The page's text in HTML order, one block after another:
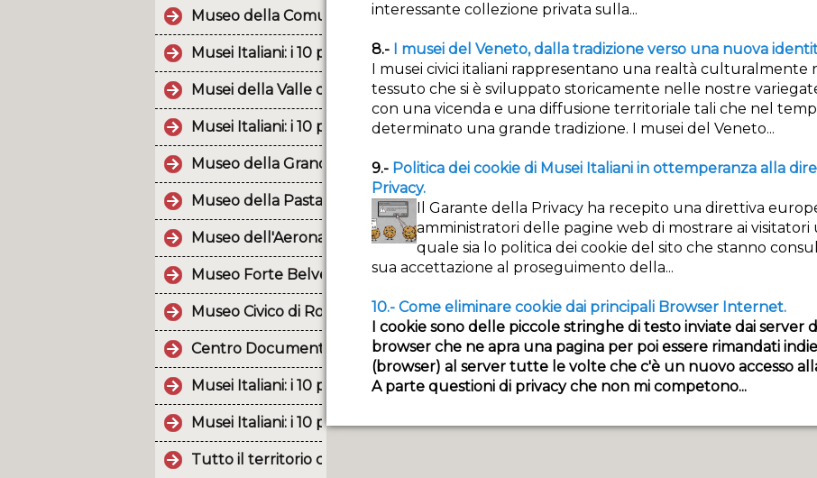
Museo della Comunicazione "Voci nell'etere".
Musei Italiani: i 10 post più popolari del mese di Gennaio 2014.
Musei della Valle d'Aosta
Musei Italiani: i 10 post più popolari del mese di Febbraio 2014.
Museo della Grande Guerra 1914-1918
Museo della Pasta
Museo dell'Aeronautica Gianni Caproni
Museo Forte Belvedere
Museo Civico di Rovereto
Centro Documentazione Luserna
Musei Italiani: i 10 post più popolari del mese di Giugno 2014.
Musei Italiani: i 10 post più popolari del mese di Luglio 2014.
Tutto il territorio calabrese è ricco di significative opere museali.
interessante collezione privata sulla...
8.- I musei del Veneto, dalla tradizione verso una nuova
I musei civici italiani rappresentano una realtà culturalmente
tessuto che si è sviluppato storicamente nelle nostre
con una vicenda e una diffusione territoriale tali che nel
determinato una grande tradizione. I musei del Veneto...
9.- Politica dei cookie di Musei Italiani in ottemperanza alla
Privacy.
Il Garante della Privacy ha recepito una direttiva
amministratori delle pagine web di mostrare ai
quale sia lo politica dei cookie del sito che stanno
sua accettazione al proseguimento della...
10.- Come eliminare cookie dai principali Browser Internet.
I cookie sono delle piccole stringhe di testo inviate dai server
browser che ne apra una pagina per poi essere rimandati
(browser) al server tutte le volte che c'è un nuovo accesso
A parte questioni di privacy che non mi competono...